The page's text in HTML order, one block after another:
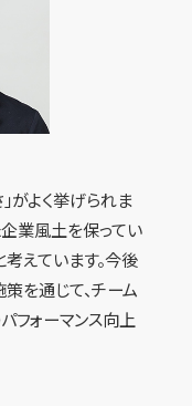
がよく挙げられま
業風土を保ってい
えています。今後
を通じて、チーム
フォーマンス向上